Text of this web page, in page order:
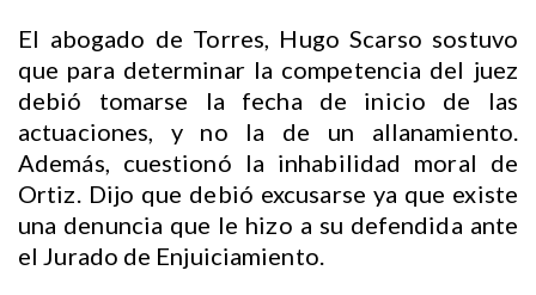
El abogado de Torres, Hugo Scarso sostuvo
que para determinar la competencia del juez
debió tomarse la fecha de inicio de las
actuaciones, y no la de un allanamiento.
Además, cuestionó la inhabilidad moral de
Ortiz. Dijo que debió excusarse ya que existe
una denuncia que le hizo a su defendida ante
el Jurado de Enjuiciamiento.